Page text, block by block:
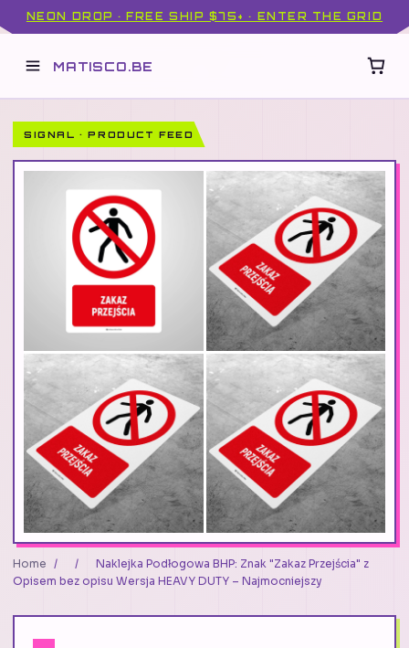
NEON DROP · FREE SHIP $75+ · ENTER THE GRID
MATISCO.BE
SIGNAL · PRODUCT FEED
Home / /
Naklejka Podłogowa BHP: Znak "Zakaz Przejścia" z
Opisem bez opisu Wersja HEAVY DUTY – Najmocniejszy